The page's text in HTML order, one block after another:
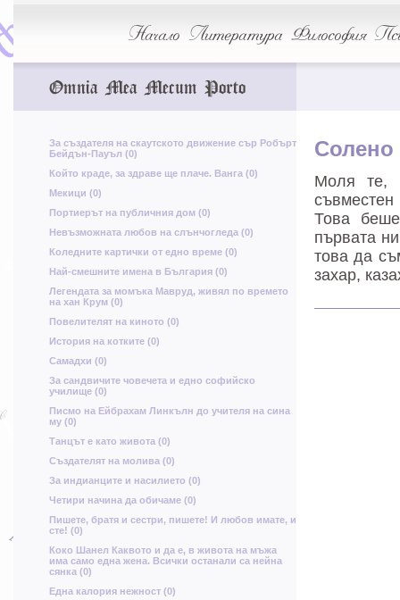
б
м
я
Т
ф
з
щ
о
Д
ъ
т
Х
Я
е
д
у
О
Б
и
х
Д
к
о
Начало Литература Философия
Omnia Mea Mecum Porto
За създателя на скаутското движение сър Робърт
Бейдън-Пауъл (0)
Който краде, за здраве ще плаче. Ванга (0)
Мекици (0)
Портиерът на публичния дом (0)
Невъзможната любов на слънчогледа (0)
Коледните картички от едно време (0)
Най-смешните имена в България (0)
Легендата за момъка Мавруд, живял по времето
на хан Крум (0)
Повелителят на киното (0)
История на котките (0)
Самадхи (0)
За сандвичите човечета и едно софийско
училище (0)
Писмо на Ейбрахам Линкълн до учителя на сина
му (0)
Танцът е като живота (0)
Създателят на молива (0)
За индианците и насилието (0)
Четири начина да обичаме (0)
Пишете, братя и сестри, пишете! И любов имате, и
сте! (0)
Коко Шанел Каквото и да е, в живота на мъжа
има само една жена. Всички останали са нейна
сянка (0)
Една калория нежност (0)
Солено
Моля те,
Това
първата
това да
захар,